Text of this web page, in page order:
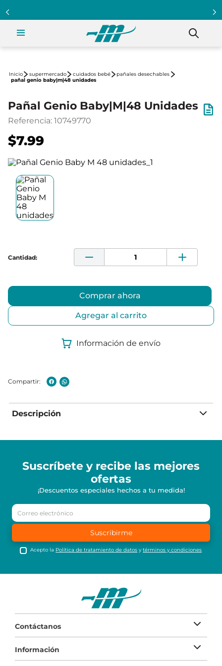
supermercado cuidados bebé
pañales desechables
pañal genio baby|m|48 unidades
Pañal Genio Baby|M|48 Unidades
Referencia: 10749770
$7.99
Comprar ahora
Agregar al carrito
Información de envío
Descripción
Suscríbete y recibe las mejores
ofertas
¡Descuentos especiales hechos a tu medida!
Suscribirme
Acepto la Política de tratamiento de datos ytérminos y condiciones
Contáctanos
Información